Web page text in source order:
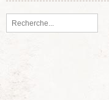
Rechercher